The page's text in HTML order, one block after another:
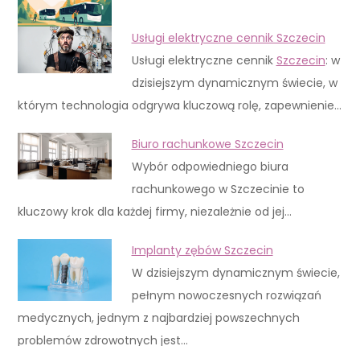
Usługi elektryczne cennik Szczecin
Usługi elektryczne cennik Szczecin: w
dzisiejszym dynamicznym świecie, w
którym technologia odgrywa kluczową rolę, zapewnienie…
Biuro rachunkowe Szczecin
Wybór odpowiedniego biura
rachunkowego w Szczecinie to
kluczowy krok dla każdej firmy, niezależnie od jej…
Implanty zębów Szczecin
W dzisiejszym dynamicznym świecie,
pełnym nowoczesnych rozwiązań
medycznych, jednym z najbardziej powszechnych
problemów zdrowotnych jest…